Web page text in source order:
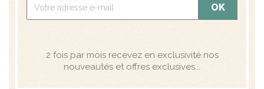
2 fois par mois recevez en exclusivité nos
nouveautés et offres exclusives...